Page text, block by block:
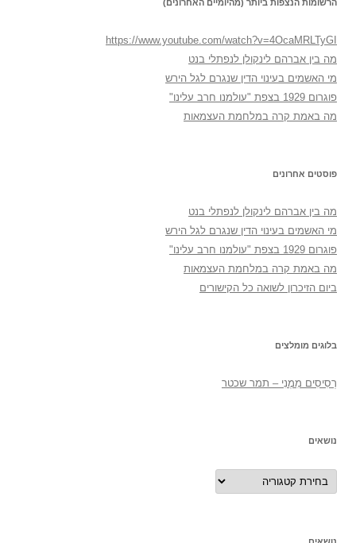
הרשומות הנצפות ביותר (מהיומיים האחרונים)
https://www.youtube.com/watch?v=4OcaMRLTyGI
מה בין אברהם לינקולן לנפתלי בנט
מי האשמים בעינוי הדין שנגרם לגל הירש
פוגרום 1929 בצפת "עולמנו חרב עלינו"
מה באמת קרה במלחמת העצמאות
פוסטים אחרונים
מה בין אברהם לינקולן לנפתלי בנט
מי האשמים בעינוי הדין שנגרם לגל הירש
פוגרום 1929 בצפת "עולמנו חרב עלינו"
מה באמת קרה במלחמת העצמאות
ביום הזיכרון לשואה כל הקישורים
בלוגים מומלצים
רְסִיסִים מִמֶנִי – תמר שכטר
נושאים
נושאים